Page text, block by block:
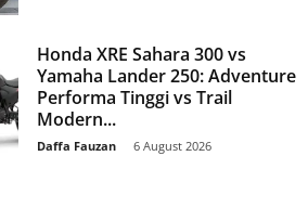
Honda XRE Sahara 300 vs
Yamaha Lander 250: Adventure
Performa Tinggi vs Trail
Modern...
Daffa Fauzan 6 August 2026